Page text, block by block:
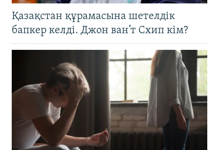
Қазақстан құрамасына шетелдік
бапкер келді. Джон ван’т Схип кім?